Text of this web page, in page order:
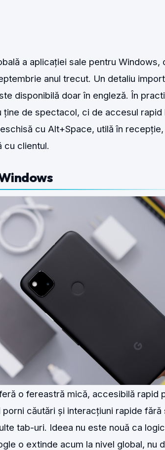
a aplicației sale pentru Windows,
anul trecut. Un detaliu
disponibilă doar în engleză. În
ține de spectacol, ci de accesul rapid
cu Alt+Space, utilă în recepție,
cu clientul.
o fereastră mică, accesibilă rapid
căutări și interacțiuni rapide fără
tab-uri. Ideea nu este nouă ca
o extinde acum la nivel global, nu